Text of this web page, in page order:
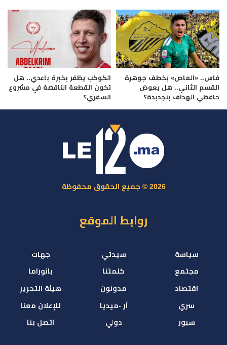
فاس.. «الماص» يخطف جوهرة
القسم الثاني.. هل يعوض
حافظي الهداف بنجديدة؟
الكوكب يظفر بخبرة باعدي.. هل
تكون القطعة الناقصة في مشروع
السفري؟
2026 © جميع الحقوق محفوظة
روابط الموقع
سياسة
مجتمع
اقتصاد
سري
سبور
سيدتي
كلمتنا
مدونون
آر -ميديا
دولي
جهات
بانوراما
هيئة التحرير
للإعلان معنا
اتصل بنا